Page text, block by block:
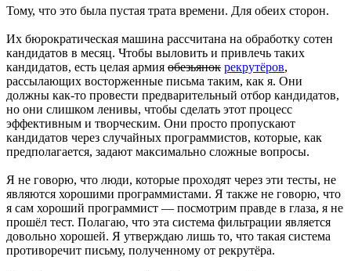
Тому, что это была пустая трата времени. Для обеих сторон.
Их бюрократическая машина рассчитана на обработку сотен
кандидатов в месяц. Чтобы выловить и привлечь таких
кандидатов, есть целая армия обезьянок рекрутёров,
рассылающих восторженные письма таким, как я. Они
должны как-то провести предварительный отбор кандидатов,
но они слишком ленивы, чтобы сделать этот процесс
эффективным и творческим. Они просто пропускают
кандидатов через случайных программистов, которые, как
предполагается, задают максимально сложные вопросы.
Я не говорю, что люди, которые проходят через эти тесты, не
являются хорошими программистами. Я также не говорю, что
я сам хороший программист — посмотрим правде в глаза, я не
прошёл тест. Полагаю, что эта система фильтрации является
довольно хорошей. Я утверждаю лишь то, что такая система
противоречит письму, полученному от рекрутёра.